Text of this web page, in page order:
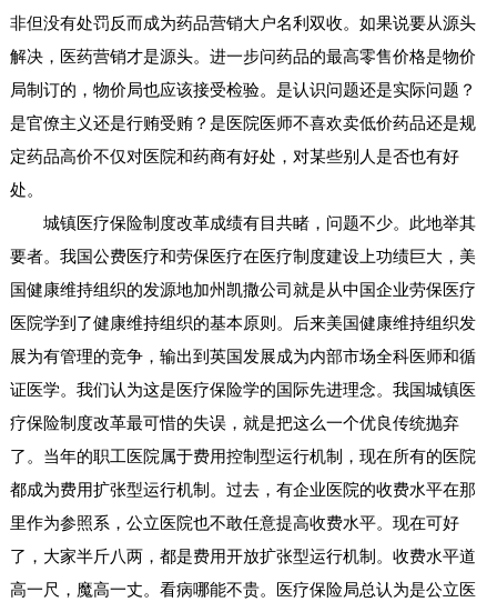
非但没有处罚反而成为药品营销大户名利双收。如果说要从源头
解决，医药营销才是源头。进一步问药品的最高零售价格是物价
局制订的，物价局也应该接受检验。是认识问题还是实际问题？
是官僚主义还是行贿受贿？是医院医师不喜欢卖低价药品还是规
定药品高价不仅对医院和药商有好处，对某些别人是否也有好
处。
城镇医疗保险制度改革成绩有目共睹，问题不少。此地举其
要者。我国公费医疗和劳保医疗在医疗制度建设上功绩巨大，美
国健康维持组织的发源地加州凯撒公司就是从中国企业劳保医疗
医院学到了健康维持组织的基本原则。后来美国健康维持组织发
展为有管理的竞争，输出到英国发展成为内部市场全科医师和循
证医学。我们认为这是医疗保险学的国际先进理念。我国城镇医
疗保险制度改革最可惜的失误，就是把这么一个优良传统抛弃
了。当年的职工医院属于费用控制型运行机制，现在所有的医院
都成为费用扩张型运行机制。过去，有企业医院的收费水平在那
里作为参照系，公立医院也不敢任意提高收费水平。现在可好
了，大家半斤八两，都是费用开放扩张型运行机制。收费水平道
高一尺，魔高一丈。看病哪能不贵。医疗保险局总认为是公立医